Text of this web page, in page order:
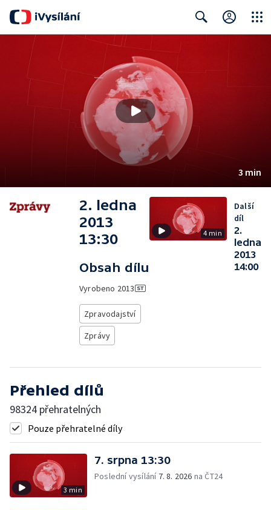
3 min
2. ledna
2013
13:30
Obsah dílu
Vyrobeno 2013
Zpravodajství
Zprávy
4 min
Další
díl
2.
ledna
2013
14:00
Přehled dílů
98324 přehratelných
Pouze přehratelné díly
3 min
7. srpna 13:30
Poslední vysílání 7. 8. 2026 na ČT24